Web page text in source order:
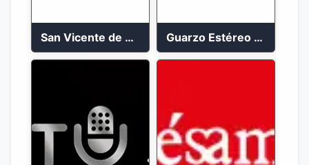
San Vicente de Chucuri 91.2 FM Guarzo Estéreo 24/7